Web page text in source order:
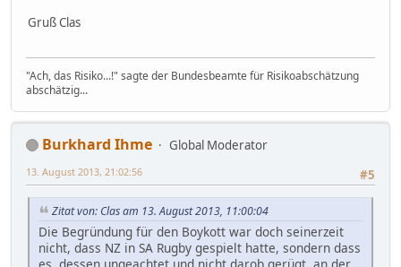
Gruß Clas
"Ach, das Risiko...!" sagte der Bundesbeamte für Risikoabschätzung
abschätzig...
Burkhard Ihme
Global Moderator
#5
13. August 2013, 21:02:56
Zitat von: Clas am 13. August 2013, 11:00:04
Die Begründung für den Boykott war doch seinerzeit
nicht, dass NZ in SA Rugby gespielt hatte, sondern dass
es, dessen ungeachtet und nicht darob gerügt, an der